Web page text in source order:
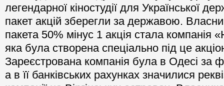
легендарної кіностудії для Української
пакет акцій зберегли за державою.
пакета 50% мінус 1 акція стала компанія
яка була створена спеціально під це
Зареєстрована компанія була в Одесі за
а в її банківських рахунках значилися